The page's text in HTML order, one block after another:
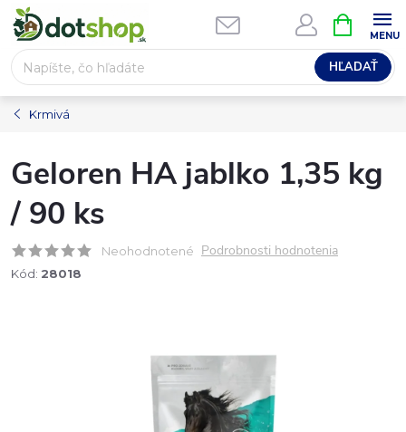
Prejsť
na
obsah
HĽADAŤ
KOŠÍK
Krmivá
Geloren HA jablko 1,35 kg
/ 90 ks
Neohodnotené Podrobnosti hodnotenia
Kód: 28018